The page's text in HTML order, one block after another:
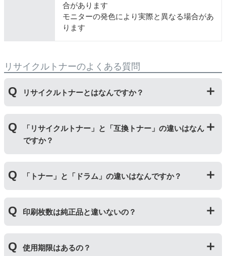
合があります
モニターの発色により実際と異なる場合があ
ります
リサイクルトナーのよくある質問
リサイクルトナーとはなんですか？
にて洗浄やトナー(粉)充填をしたうえで、再度販売して
いる商品です。
純正品に比べて、印刷代を節約することができます。
「リサイクルトナー」と「互換トナー」の違いはなん
ですか？
ッジを国内で1本づつ丁寧に製造しているため、比較的
不具合の起きにくい商品です。
「互換トナー」は純正品を模して製造された大量生産さ
れた商品のため、お求めやすい価格になっております。
「トナー」と「ドラム」の違いはなんですか？
ートリッジのことです。「ドラム(感光体ユニット)」は
トナーを用紙に写すためのもので、トナーカートリッジ
の器にあたる部分になります。
トナーとドラムはそれぞれ印字できる枚数が異なってい
印刷枚数は純正品と違いないの？
一部型番は、純正品より多く印刷が可能なエコッテオリ
使用期限はあるの？